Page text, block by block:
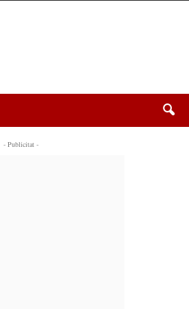
- Publicitat -